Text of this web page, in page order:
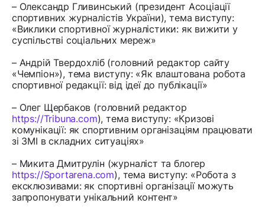
– Олександр Гливинський (президент Асоціації
спортивних журналістів України), тема виступу:
«Виклики спортивної журналістики: як вижити у
суспільстві соціальних мереж»
– Андрій Твердохліб (головний редактор сайту
«Чемпіон»), тема виступу: «Як влаштована робота
спортивної редакції: від ідеї до публікації»
– Олег Щербаков (головний редактор
https://Tribuna.com), тема виступу: «Кризові
комунікації: як спортивним організаціям працювати
зі ЗМІ в складних ситуаціях»
– Микита Дмитрулін (журналіст та блогер
https://Sportarena.com), тема виступу: «Робота з
ексклюзивами: як спортивні організації можуть
запропонувати унікальний контент»